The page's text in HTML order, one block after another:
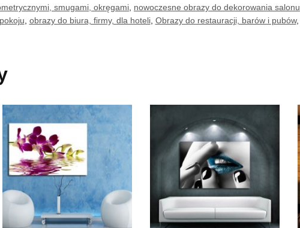
smugami, okręgami nowoczesne obrazy do dekorowania salonu
obrazy do biura, firmy, dla hoteli, Obrazy do restauracji, barów i pubów,